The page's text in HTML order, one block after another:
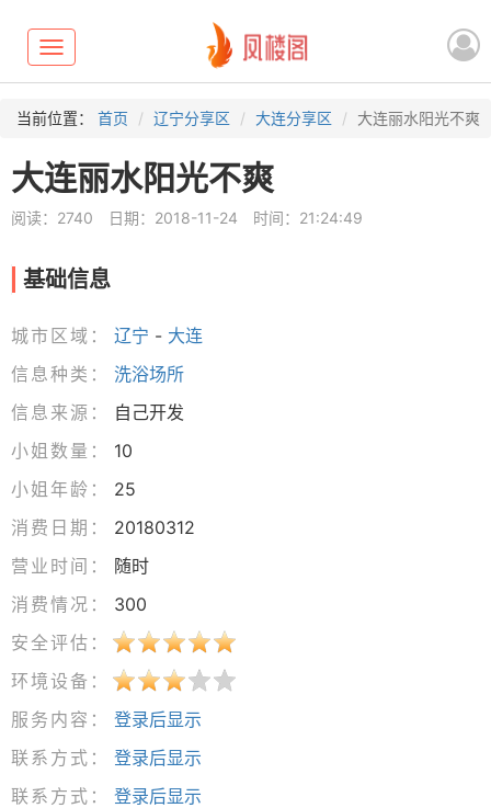
Toggle
navigation
当前位置： 首页 辽宁分享区 大连分享区 大连丽水阳光不爽
大连丽水阳光不爽
阅读：2740 日期：2018-11-24 时间：21:24:49
基础信息
城市区域： 辽宁 - 大连
信息种类：
洗浴场所
信息来源：
自己开发
小姐数量：
10
小姐年龄：
25
消费日期：
20180312
营业时间：
随时
消费情况：
300
安全评估：
环境设备：
服务内容：
登录后显示
联系方式：
登录后显示
联系方式：
登录后显示